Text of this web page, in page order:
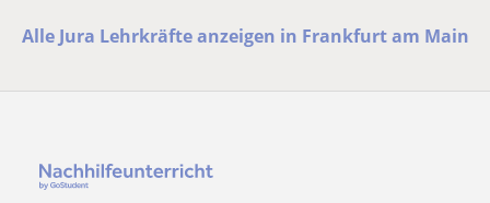
Alle Jura Lehrkräfte anzeigen in Frankfurt am Main